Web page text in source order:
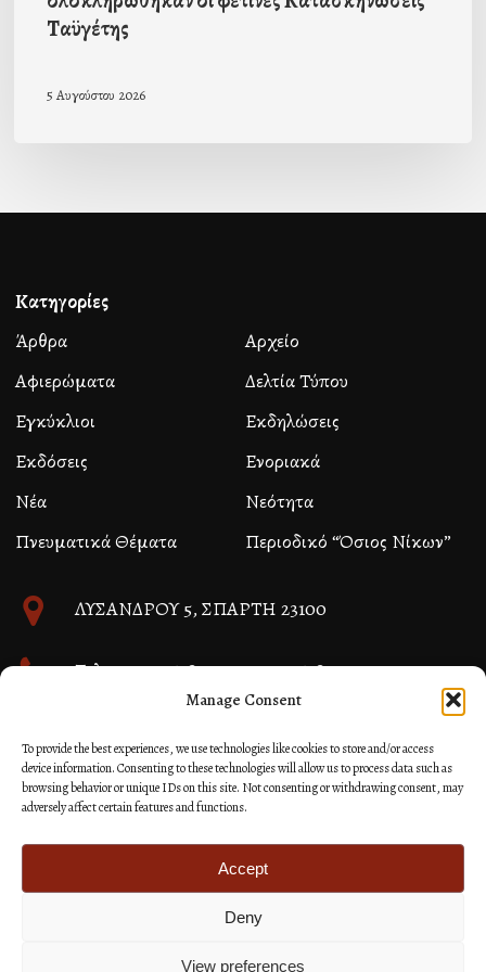
Manage Consent
To provide the best experiences, we use technologies like cookies to store and/or access
device information. Consenting to these technologies will allow us to process data such as
browsing behavior or unique IDs on this site. Not consenting or withdrawing consent, may
adversely affect certain features and functions.
Accept
Deny
View preferences
Ταϋγέτης
5 Αυγούστου 2026
Κατηγορίες
Άρθρα
Αρχείο
Αφιερώματα
Δελτία Τύπου
Εγκύκλιοι
Εκδηλώσεις
Εκδόσεις
Ενοριακά
Νέα
Νεότητα
Πνευματικά Θέματα
Περιοδικό “Όσιος Νίκων”
ΛΥΣΑΝΔΡΟΥ 5, ΣΠΑΡΤΗ 23100
Τηλ. 27310 26580 και 27310 26581
Κατασκευή Ιστοσελίδων Site as you GO: Falcon από
Hellenic Technologies